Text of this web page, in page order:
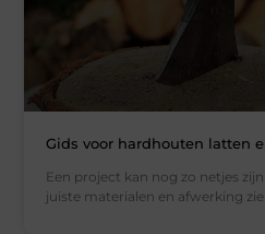
Gids voor hardhouten latten
Een project kan nog zo netjes
juiste materialen en afwerking